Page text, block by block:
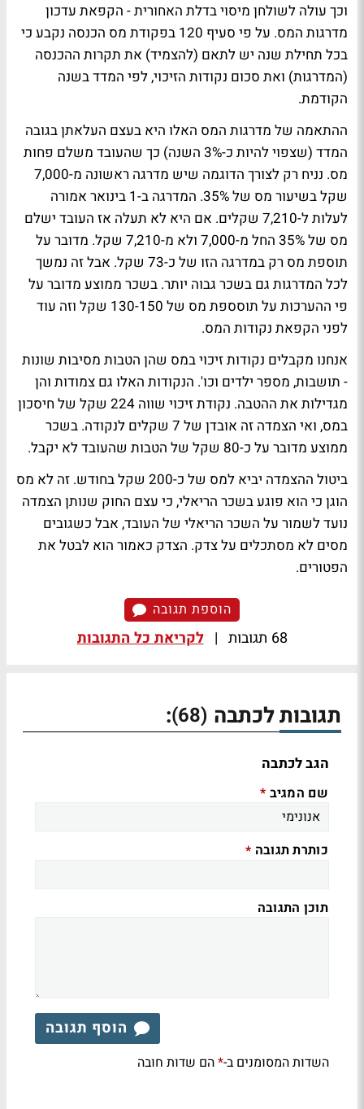
וכך עולה לשולחן מיסוי בדלת האחורית - הקפאת עדכון
מדרגות המס. על פי סעיף 120 בפקודת מס הכנסה נקבע כי
בכל תחילת שנה יש לתאם (להצמיד) את תקרות ההכנסה
(המדרגות) ואת סכום נקודות הזיכוי, לפי המדד בשנה
הקודמת.
ההתאמה של מדרגות המס האלו היא בעצם העלאתן בגובה
המדד (שצפוי להיות כ-3% השנה) כך שהעובד משלם פחות
מס. נניח רק לצורך הדוגמה שיש מדרגה ראשונה מ-7,000
שקל בשיעור מס של 35%. המדרגה ב-1 בינואר אמורה
לעלות ל-7,210 שקלים. אם היא לא תעלה אז העובד ישלם
מס של 35% החל מ-7,000 ולא מ-7,210 שקל. מדובר על
תוספת מס רק במדרגה הזו של כ-73 שקל. אבל זה נמשך
לכל המדרגות גם בשכר גבוה יותר. בשכר ממוצע מדובר על
פי ההערכות על תוסספת מס של 130-150 שקל וזה עוד
לפני הקפאת נקודות המס.
אנחנו מקבלים נקודות זיכוי במס שהן הטבות מסיבות שונות
- תושבות, מספר ילדים וכו'. הנקודות האלו גם צמודות והן
מגדילות את ההטבה. נקודת זיכוי שווה 224 שקל של חיסכון
במס, ואי הצמדה זה אובדן של 7 שקלים לנקודה. בשכר
ממוצע מדובר על כ-80 שקל של הטבות שהעובד לא יקבל.
ביטול ההצמדה יביא למס של כ-200 שקל בחודש. זה לא מס
הוגן כי הוא פוגע בשכר הריאלי, כי עצם החוק שנותן הצמדה
נועד לשמור על השכר הריאלי של העובד, אבל כשגובים
מסים לא מסתכלים על צדק. הצדק כאמור הוא לבטל את
הפטורים.
הוספת תגובה
68 תגובות | לקריאת כל התגובות
תגובות לכתבה (68)
:
הגב לכתבה
שם המגיב *
כותרת תגובה *
תוכן התגובה
הוסף תגובה
השדות המסומנים ב-*הם שדות חובה